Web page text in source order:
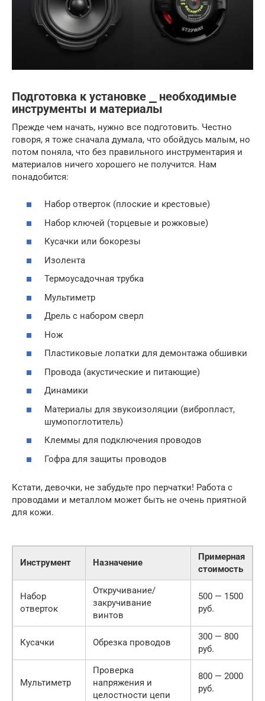
Подготовка к установке ⎯ необходимые
инструменты и материалы
Прежде чем начать, нужно все подготовить. Честно
говоря, я тоже сначала думала, что обойдусь малым, но
потом поняла, что без правильного инструментария и
материалов ничего хорошего не получится. Нам
понадобится:
Набор отверток (плоские и крестовые)
Набор ключей (торцевые и рожковые)
Кусачки или бокорезы
Изолента
Термоусадочная трубка
Мультиметр
Дрель с набором сверл
Нож
Пластиковые лопатки для демонтажа обшивки
Провода (акустические и питающие)
Динамики
Материалы для звукоизоляции (вибропласт,
шумопоглотитель)
Клеммы для подключения проводов
Гофра для защиты проводов
Кстати, девочки, не забудьте про перчатки! Работа с
проводами и металлом может быть не очень приятной
для кожи.
Инструмент Назначение
Примерная
стоимость
Набор
отверток
Откручивание/
закручивание
винтов
500 — 1500
руб.
Кусачки Обрезка проводов
300 — 800
руб.
Мультиметр
Проверка
напряжения и
целостности цепи
800 — 2000
руб.